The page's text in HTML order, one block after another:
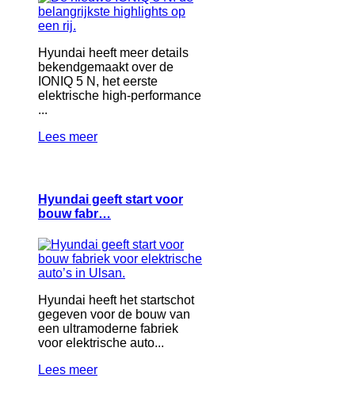
Hyundai heeft meer details
bekendgemaakt over de
IONIQ 5 N, het eerste
elektrische high-performance
...
Lees meer
Hyundai geeft start voor
bouw fabr…
Hyundai heeft het startschot
gegeven voor de bouw van
een ultramoderne fabriek
voor elektrische auto...
Lees meer